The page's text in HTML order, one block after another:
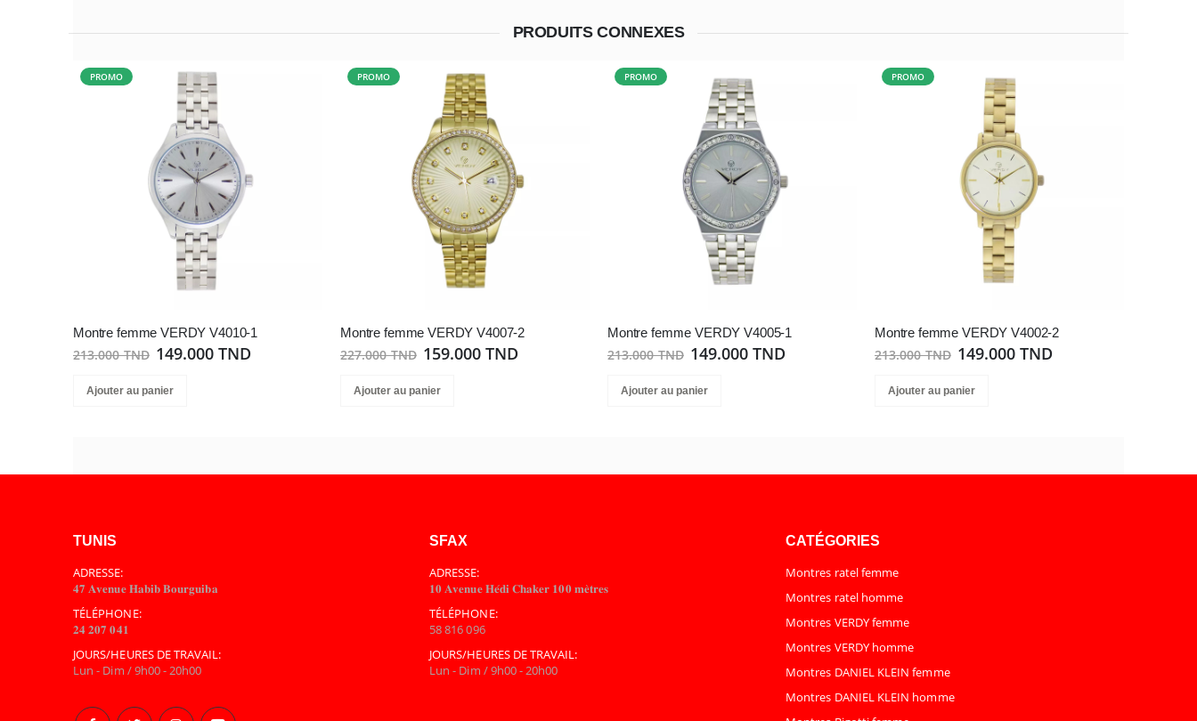
PRODUITS CONNEXES
PROMO
Montre femme VERDY V4010-1
213.000 TND 149.000 TND
Ajouter au panier
PROMO
Montre femme VERDY V4007-2
227.000 TND 159.000 TND
Ajouter au panier
PROMO
Montre femme VERDY V4005-1
213.000 TND 149.000 TND
Ajouter au panier
PROMO
Montre femme VERDY V4002-2
213.000 TND 149.000 TND
Ajouter au panier
TUNIS
ADRESSE:
𝟒𝟕 𝐀𝐯𝐞𝐧𝐮𝐞 𝐇𝐚𝐛𝐢𝐛 𝐁𝐨𝐮𝐫𝐠𝐮𝐢𝐛𝐚
TÉLÉPHONE:
𝟐𝟒 𝟐𝟎𝟕 𝟎𝟒𝟏
JOURS/HEURES DE TRAVAIL:
Lun - Dim / 9h00 - 20h00
SFAX
ADRESSE:
𝟏𝟎 𝐀𝐯𝐞𝐧𝐮𝐞 𝐇𝐞́𝐝𝐢 𝐂𝐡𝐚𝐤𝐞𝐫 𝟏𝟎𝟎 𝐦𝐞̀𝐭𝐫𝐞𝐬
TÉLÉPHONE:
58 816 096
JOURS/HEURES DE TRAVAIL:
Lun - Dim / 9h00 - 20h00
CATÉGORIES
Montres ratel femme
Montres ratel homme
Montres VERDY femme
Montres VERDY homme
Montres DANIEL KLEIN femme
Montres DANIEL KLEIN homme